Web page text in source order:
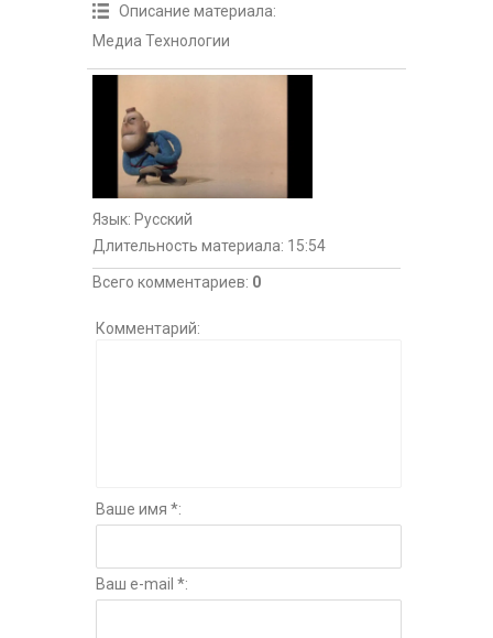
Описание материала:
Медиа Технологии
Язык: Русский
Длительность материала: 15:54
Всего комментариев: 0
Комментарий:
Ваше имя *:
Ваш e-mail *: